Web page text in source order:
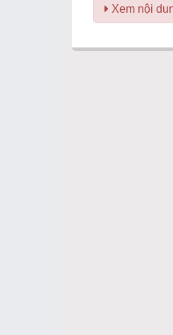
Xem nội